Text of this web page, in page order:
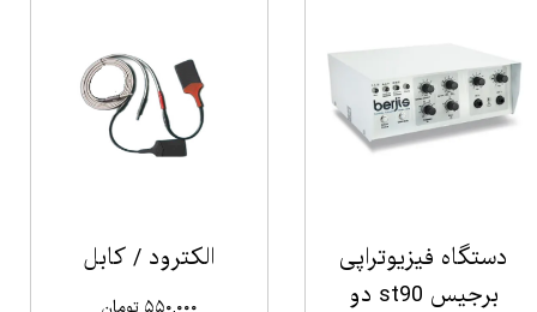
دستگاه فیزیوتراپی
برجیس st90 دو
الکترود / کابل